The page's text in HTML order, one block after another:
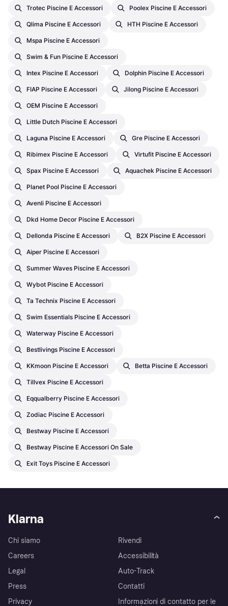
Trotec Piscine E Accessori Poolex Piscine E Accessori
Qlima Piscine E Accessori HTH Piscine E Accessori
Mspa Piscine E Accessori
Swim & Fun Piscine E Accessori
Intex Piscine E Accessori Dolphin Piscine E Accessori
FIAP Piscine E Accessori Jilong Piscine E Accessori
OEM Piscine E Accessori
Little Dutch Piscine E Accessori
Laguna Piscine E Accessori Gre Piscine E Accessori
Ribimex Piscine E Accessori Virtufit Piscine E Accessori
Spax Piscine E Accessori Aquachek Piscine E Accessori
Planet Pool Piscine E Accessori
Avenli Piscine E Accessori
Dkd Home Decor Piscine E Accessori
Dellonda Piscine E Accessori B2X Piscine E Accessori
Aiper Piscine E Accessori
Summer Waves Piscine E Accessori
Wybot Piscine E Accessori
Ta Technix Piscine E Accessori
Swim Essentials Piscine E Accessori
Waterway Piscine E Accessori
Bestlivings Piscine E Accessori
KKmoon Piscine E Accessori Betta Piscine E Accessori
Tillvex Piscine E Accessori
Eqqualberry Piscine E Accessori
Zodiac Piscine E Accessori
Bestway Piscine E Accessori
Bestway Piscine E Accessori On Sale
Exit Toys Piscine E Accessori
Klarna
Chi siamo
Careers
Legal
Press
Privacy
Rivendi
Accessibilità
Auto-Track
Contatti
Informazioni di contatto per le